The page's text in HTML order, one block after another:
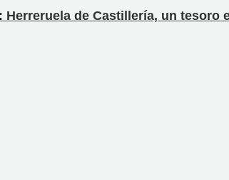
Herreruela de Castillería, un tesoro